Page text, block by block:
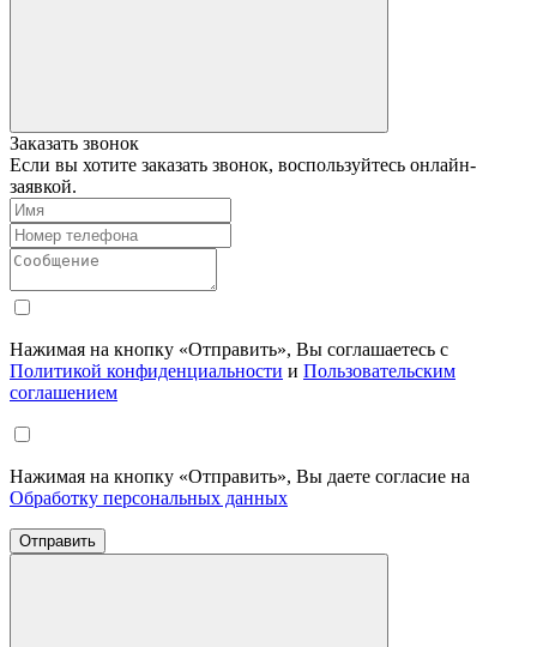
Заказать звонок
Если вы хотите заказать звонок, воспользуйтесь онлайн-
заявкой.
Нажимая на кнопку «Отправить», Вы соглашаетесь с
Политикой конфиденциальности и Пользовательским
соглашением
Нажимая на кнопку «Отправить», Вы даете согласие на
Обработку персональных данных
Отправить